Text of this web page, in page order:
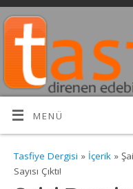
MENÜ
Tasfiye Dergisi » İçerik »
Sayısı Çıktı!